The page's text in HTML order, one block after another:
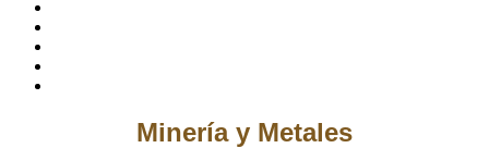
Minería y Metales